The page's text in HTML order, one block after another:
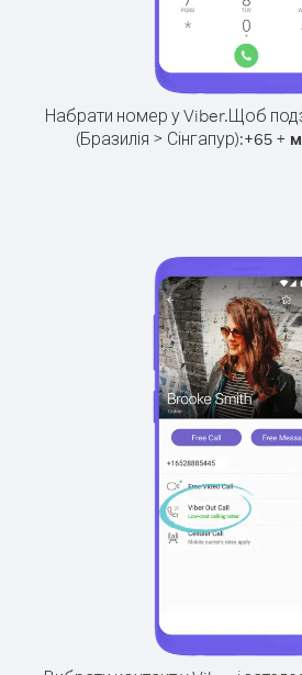
Набрати номер у Viber.Щоб
(Бразилія > Сінгапур):+65+